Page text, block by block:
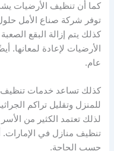
كما أن تنظيف الأرضيات
توفر شركة صناع الأمل
كذلك يتم إزالة البقع
الأرضيات لإعادة
عام.
كذلك تساعد خدمات تنظيف
للمنزل وتقليل تراكم
لذلك تعتمد الكثير من
تنظيف منازل في الإمارات.
حسب الحاجة.